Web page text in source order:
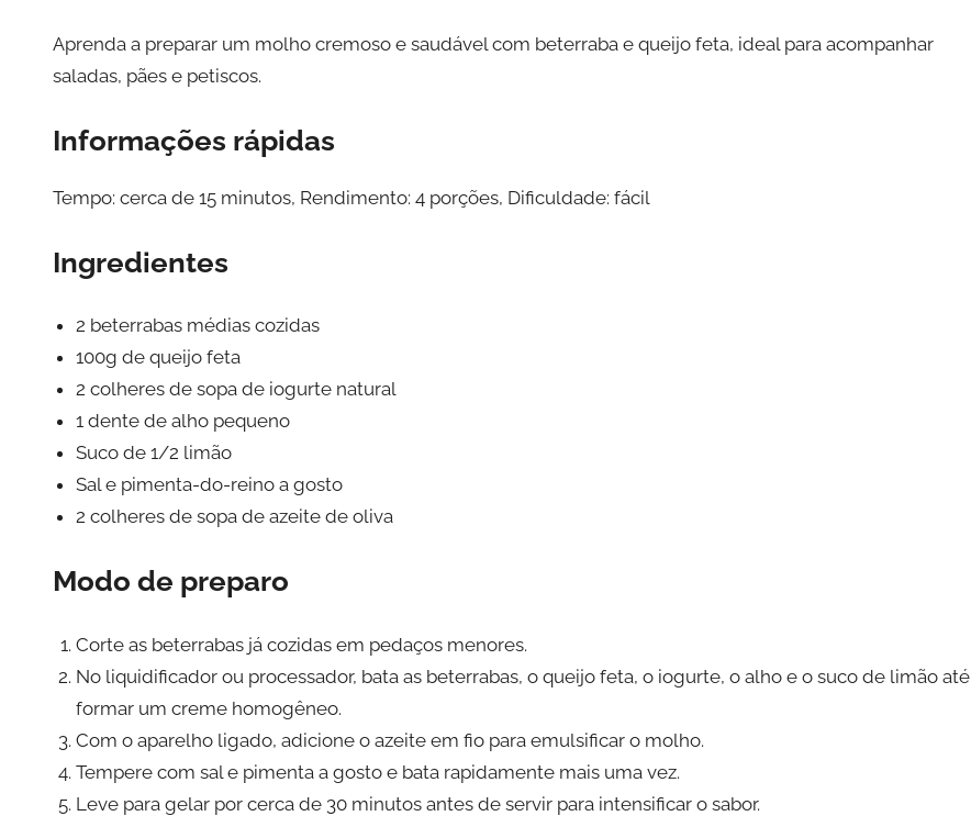
Aprenda a preparar um molho cremoso e saudável com beterraba e queijo feta, ideal para acompanhar
saladas, pães e petiscos.
Informações rápidas
Tempo: cerca de 15 minutos, Rendimento: 4 porções, Dificuldade: fácil
Ingredientes
2 beterrabas médias cozidas
100g de queijo feta
2 colheres de sopa de iogurte natural
1 dente de alho pequeno
Suco de 1/2 limão
Sal e pimenta-do-reino a gosto
2 colheres de sopa de azeite de oliva
Modo de preparo
Corte as beterrabas já cozidas em pedaços menores.
No liquidificador ou processador, bata as beterrabas, o queijo feta, o iogurte, o alho e o suco de limão até
formar um creme homogêneo.
Com o aparelho ligado, adicione o azeite em fio para emulsificar o molho.
Tempere com sal e pimenta a gosto e bata rapidamente mais uma vez.
Leve para gelar por cerca de 30 minutos antes de servir para intensificar o sabor.